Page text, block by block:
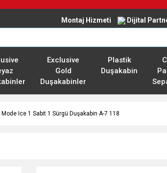
Montaj Hizmeti Dijital
Exclusive
Gold
Duşakabinler
Plastik
Duşakabin
Mode Ice 1 Sabit 1 Sürgü Duşakabin A-7 118